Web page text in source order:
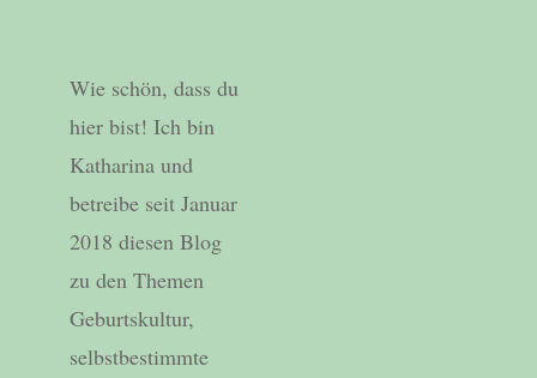
Wie schön, dass du
hier bist! Ich bin
Katharina und
betreibe seit Januar
2018 diesen Blog
zu den Themen
Geburtskultur,
selbstbestimmte